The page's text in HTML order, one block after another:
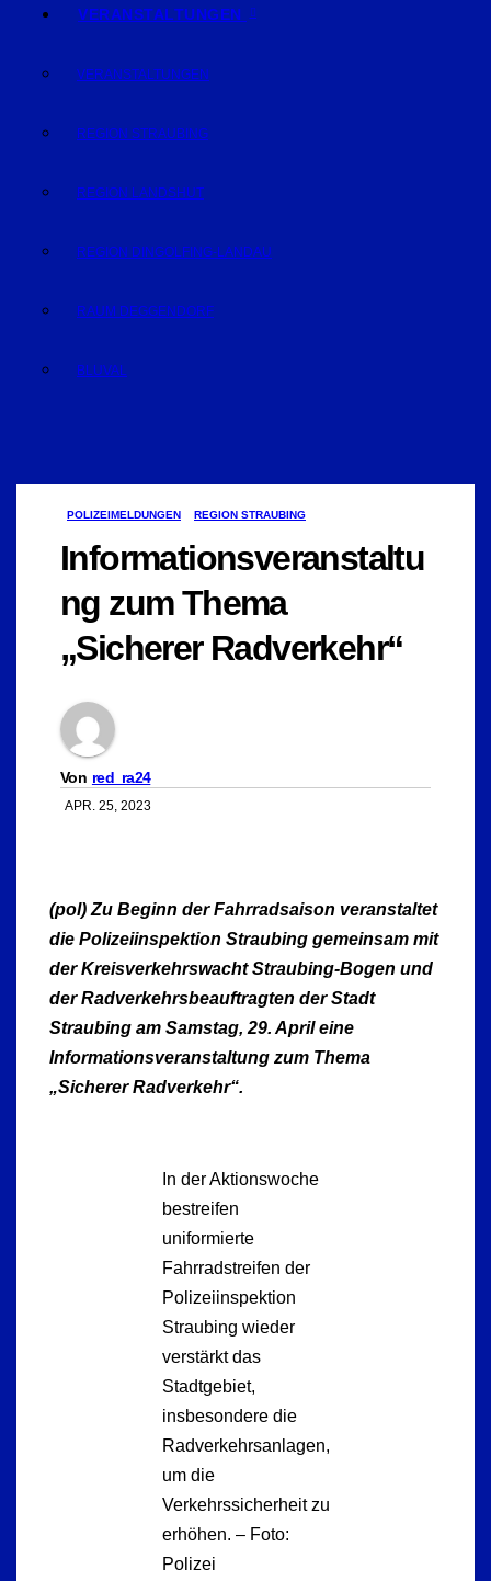
VERANSTALTUNGEN
VERANSTALTUNGEN
REGION STRAUBING
REGION LANDSHUT
REGION DINGOLFING-LANDAU
RAUM DEGGENDORF
BLUVAL
POLIZEIMELDUNGEN REGION STRAUBING
Informationsveranstaltu
ng zum Thema
„Sicherer Radverkehr“
Von red_ra24
APR. 25, 2023
(pol) Zu Beginn der Fahrradsaison veranstaltet
die Polizeiinspektion Straubing gemeinsam mit
der Kreisverkehrswacht Straubing-Bogen und
der Radverkehrsbeauftragten der Stadt
Straubing am Samstag, 29. April eine
Informationsveranstaltung zum Thema
„Sicherer Radverkehr“.
In der Aktionswoche
bestreifen
uniformierte
Fahrradstreifen der
Polizeiinspektion
Straubing wieder
verstärkt das
Stadtgebiet,
insbesondere die
Radverkehrsanlagen,
um die
Verkehrssicherheit zu
erhöhen. – Foto:
Polizei